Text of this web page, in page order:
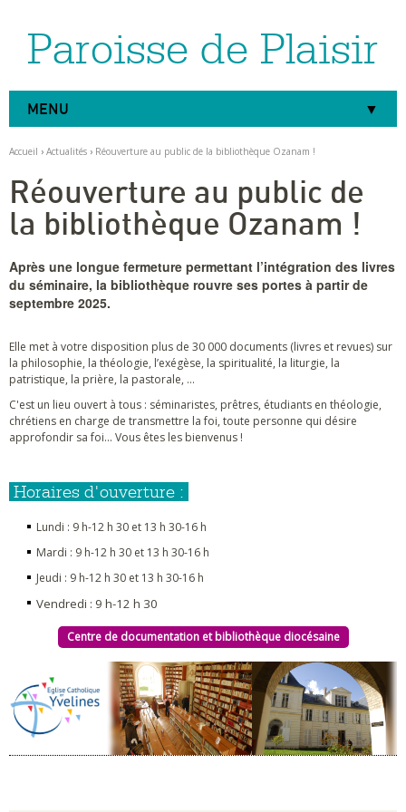
Outils
personnels
Paroisse de Plaisir
MENU
Accueil › Actualités › Réouverture au public de la bibliothèque Ozanam !
Réouverture au public de
la bibliothèque Ozanam !
Après une longue fermeture permettant l’intégration des livres
du séminaire, la bibliothèque rouvre ses portes à partir de
septembre 2025.
Elle met à votre disposition plus de 30 000 documents (livres et revues) sur
la philosophie, la théologie, l’exégèse, la spiritualité, la liturgie, la
patristique, la prière, la pastorale, …
C'est un lieu ouvert à tous : séminaristes, prêtres, étudiants en théologie,
chrétiens en charge de transmettre la foi, toute personne qui désire
approfondir sa foi... Vous êtes les bienvenus !
Horaires d'ouverture :
Lundi : 9 h-12 h 30 et 13 h 30-16 h
Mardi : 9 h-12 h 30 et 13 h 30-16 h
Jeudi : 9 h-12 h 30 et 13 h 30-16 h
Vendredi : 9 h-12 h 30
Centre de documentation et bibliothèque diocésaine